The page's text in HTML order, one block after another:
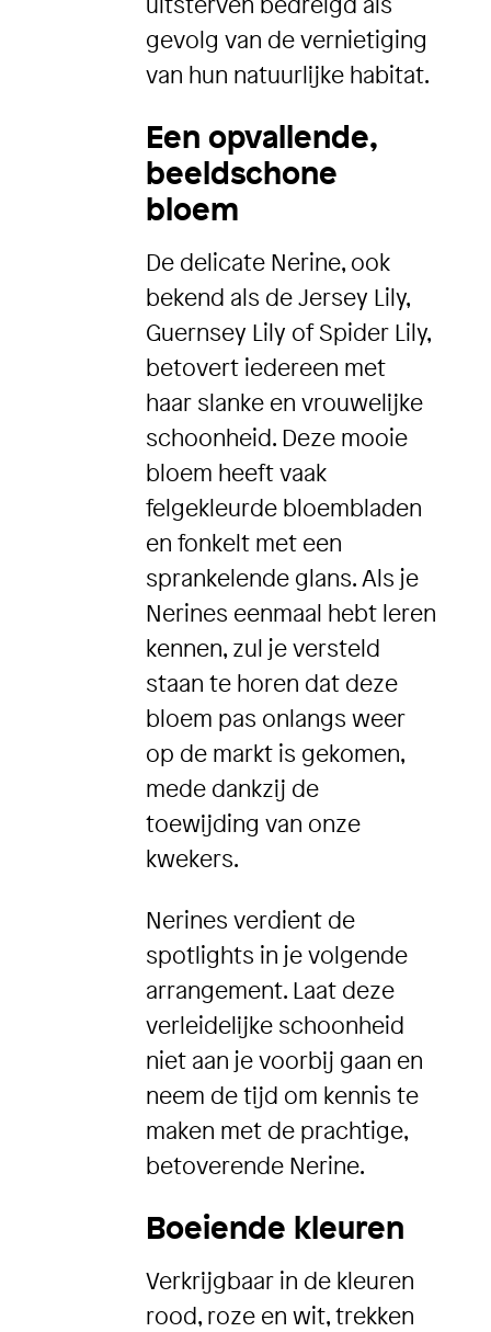
gevolg van de vernietiging
van hun natuurlijke habitat.
Een opvallende,
beeldschone
bloem
De delicate Nerine, ook
bekend als de Jersey Lily,
Guernsey Lily of Spider Lily,
betovert iedereen met
haar slanke en vrouwelijke
schoonheid. Deze mooie
bloem heeft vaak
felgekleurde bloembladen
en fonkelt met een
sprankelende glans. Als je
Nerines eenmaal hebt leren
kennen, zul je versteld
staan ​​te horen dat deze
bloem pas onlangs weer
op de markt is gekomen,
mede dankzij de
toewijding van onze
kwekers.
Nerines verdient de
spotlights in je volgende
arrangement. Laat deze
verleidelijke schoonheid
niet aan je voorbij gaan en
neem de tijd om kennis te
maken met de prachtige,
betoverende Nerine.
Boeiende kleuren
Verkrijgbaar in de kleuren
rood, roze en wit, trekken